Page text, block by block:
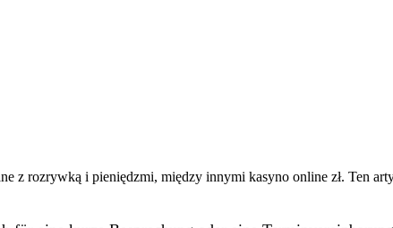
rozrywką i pieniędzmi, między innymi kasyno online zł. Ten